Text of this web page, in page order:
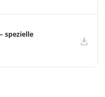
spezielle